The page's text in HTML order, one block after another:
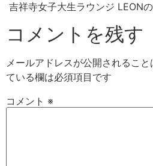
吉祥寺女子大生ラウンジ LEON
コメントを残す
メールアドレスが公開されること
ている欄は必須項目です
コメント ※